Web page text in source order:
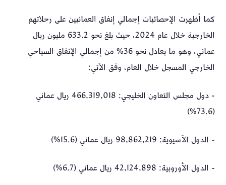
كما أظهرت الإحصائيات إجمالي إنفاق العمانيين على رحلاتهم
الخارجية خلال عام 2024، حيث بلغ نحو 633.2 مليون ريال
عماني، وهو ما يعادل نحو 36% من إجمالي الإنفاق السياحي
الخارجي المسجل خلال العام، وفق الآتي:
- دول مجلس التعاون الخليجي: 466,319,018 ريال عماني
(73.6%)
- الدول الآسيوية: 98,862,219 ريال عماني (15.6%)
- الدول الأوروبية: 42,124,898 ريال عماني (6.7%)